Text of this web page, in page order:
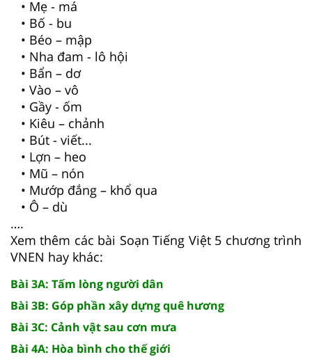
• Mẹ - má
• Bố - bu
• Béo – mập
• Nha đam - lô hội
• Bẩn – dơ
• Vào – vô
• Gầy - ốm
• Kiêu – chảnh
• Bút - viết...
• Lợn – heo
• Mũ – nón
• Mướp đắng – khổ qua
• Ô – dù
….
Xem thêm các bài Soạn Tiếng Việt 5 chương trình
VNEN hay khác:
Bài 3A: Tấm lòng người dân
Bài 3B: Góp phần xây dựng quê hương
Bài 3C: Cảnh vật sau cơn mưa
Bài 4A: Hòa bình cho thế giới